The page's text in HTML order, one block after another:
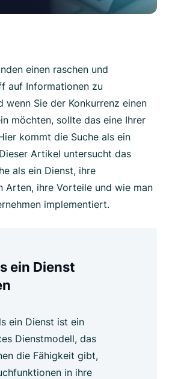
einen raschen und
auf Informationen zu
wenn Sie der Konkurrenz einen
möchten, sollte das eine Ihrer
kommt die Suche als ein
Artikel untersucht das
als ein Dienst, ihre
Arten, ihre Vorteile und wie man
implementiert.
ein Dienst
ein Dienst ist ein
Dienstmodell, das
die Fähigkeit gibt,
in ihre